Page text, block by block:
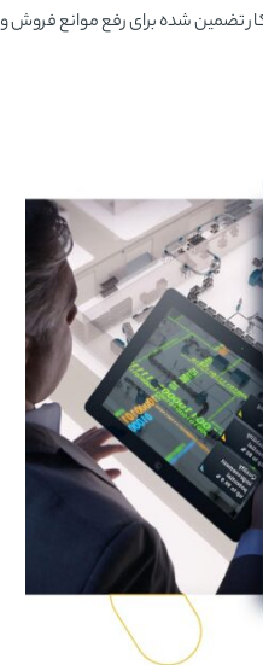
تضمین شده برای رفع موانع فروش و